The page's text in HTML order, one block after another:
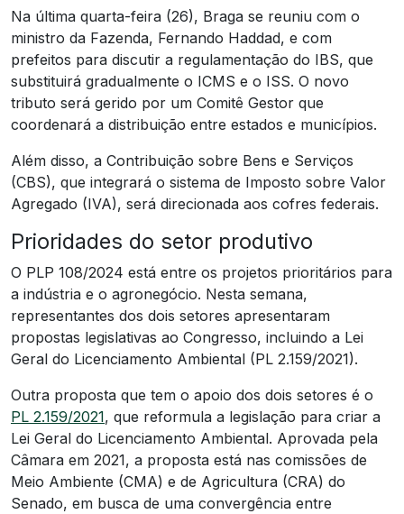
Na última quarta-feira (26), Braga se reuniu com o
ministro da Fazenda, Fernando Haddad, e com
prefeitos para discutir a regulamentação do IBS, que
substituirá gradualmente o ICMS e o ISS. O novo
tributo será gerido por um Comitê Gestor que
coordenará a distribuição entre estados e municípios.
Além disso, a Contribuição sobre Bens e Serviços
(CBS), que integrará o sistema de Imposto sobre Valor
Agregado (IVA), será direcionada aos cofres federais.
Prioridades do setor produtivo
O PLP 108/2024 está entre os projetos prioritários para
a indústria e o agronegócio. Nesta semana,
representantes dos dois setores apresentaram
propostas legislativas ao Congresso, incluindo a Lei
Geral do Licenciamento Ambiental (PL 2.159/2021).
Outra proposta que tem o apoio dos dois setores é o
PL 2.159/2021, que reformula a legislação para criar a
Lei Geral do Licenciamento Ambiental. Aprovada pela
Câmara em 2021, a proposta está nas comissões de
Meio Ambiente (CMA) e de Agricultura (CRA) do
Senado, em busca de uma convergência entre